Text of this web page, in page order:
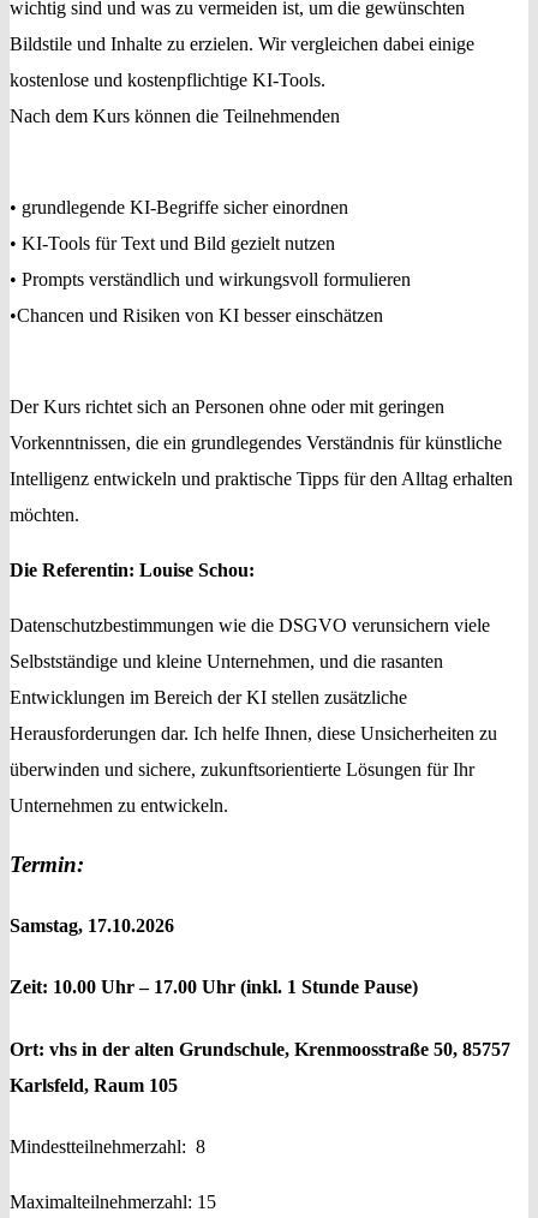
wichtig sind und was zu vermeiden ist, um die gewünschten
Bildstile und Inhalte zu erzielen. Wir vergleichen dabei einige
kostenlose und kostenpflichtige KI-Tools.
Nach dem Kurs können die Teilnehmenden
• grundlegende KI-Begriffe sicher einordnen
• KI-Tools für Text und Bild gezielt nutzen
• Prompts verständlich und wirkungsvoll formulieren
•Chancen und Risiken von KI besser einschätzen
Der Kurs richtet sich an Personen ohne oder mit geringen
Vorkenntnissen, die ein grundlegendes Verständnis für künstliche
Intelligenz entwickeln und praktische Tipps für den Alltag erhalten
möchten.
Die Referentin: Louise Schou:
Datenschutzbestimmungen wie die DSGVO verunsichern viele
Selbstständige und kleine Unternehmen, und die rasanten
Entwicklungen im Bereich der KI stellen zusätzliche
Herausforderungen dar. Ich helfe Ihnen, diese Unsicherheiten zu
überwinden und sichere, zukunftsorientierte Lösungen für Ihr
Unternehmen zu entwickeln.
Termin:
Samstag, 17.10.2026
Zeit: 10.00 Uhr – 17.00 Uhr (inkl. 1 Stunde Pause)
Ort: vhs in der alten Grundschule, Krenmoosstraße 50, 85757
Karlsfeld, Raum 105
Mindestteilnehmerzahl: 8
Maximalteilnehmerzahl: 15